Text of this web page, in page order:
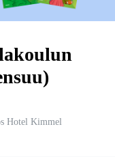
Hotel Kimmel